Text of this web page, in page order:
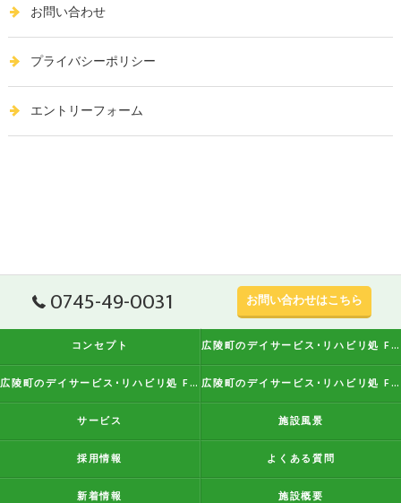
お問い合わせ
プライバシーポリシー
エントリーフォーム
0745-49-0031 お問い合わせはこちら
コンセプト 広陵町のデイサービス･リハビリ処 FreeStyleの口コミ情報
広陵町のデイサービス･リハビリ処 FreeStyleの評判 広陵町のデイサービス･リハビリ処 FreeStyleのお客様の声
サービス 施設風景
採用情報 よくある質問
新着情報 施設概要